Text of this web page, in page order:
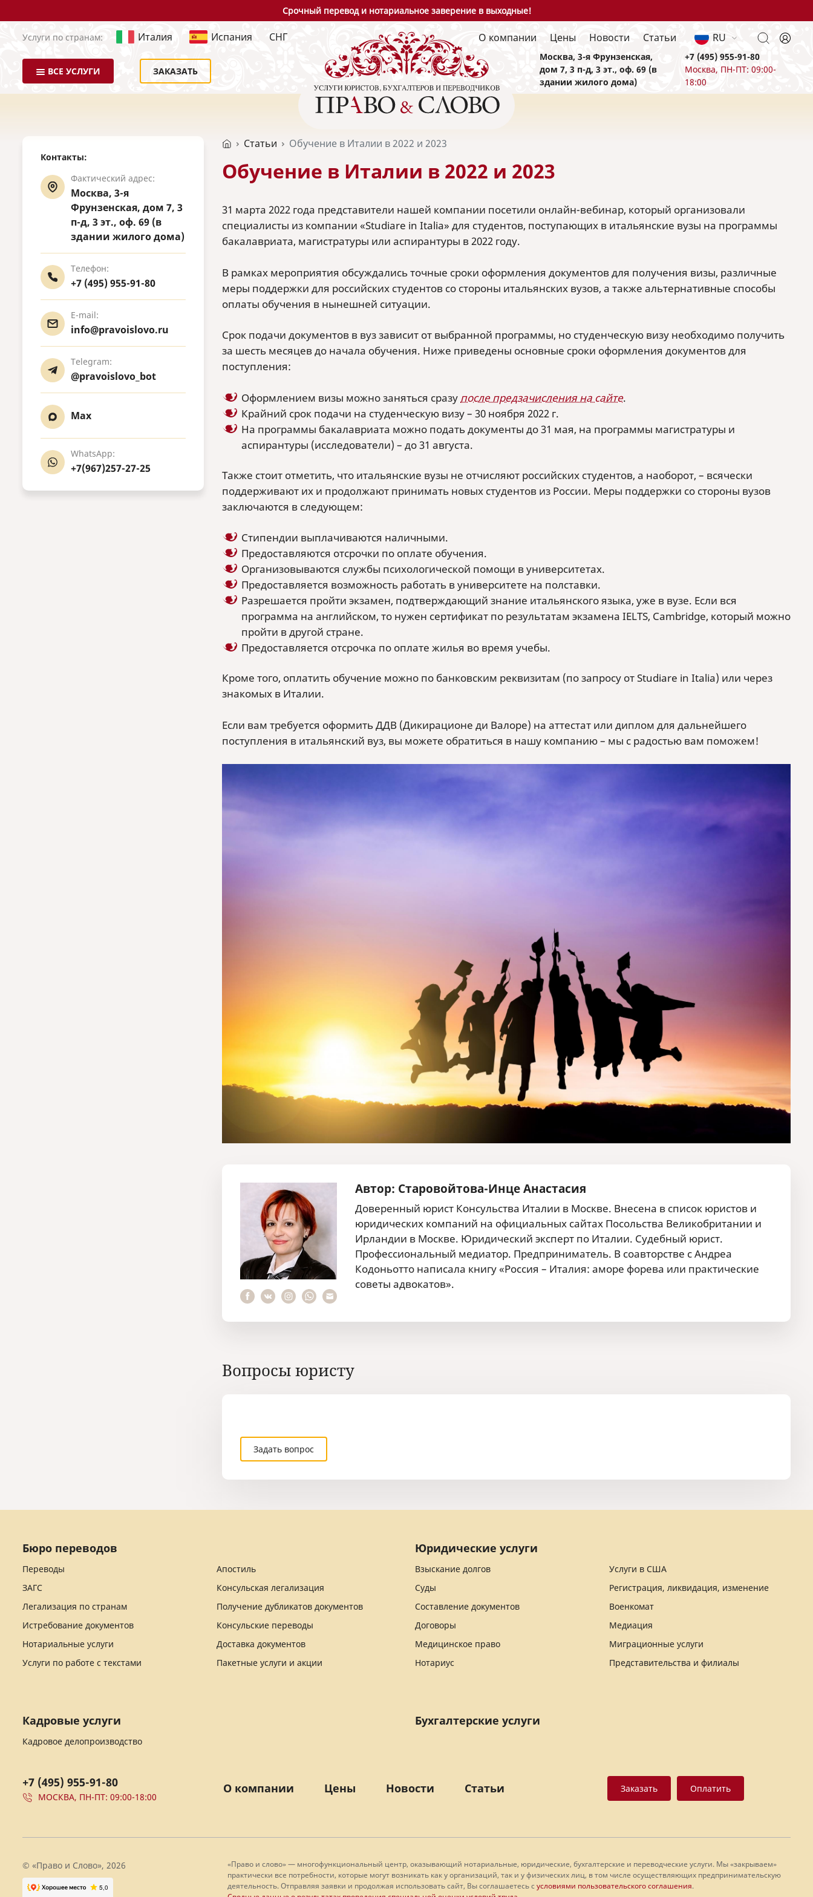
Срочный перевод и нотариальное заверение в выходные!
Услуги по странам: Италия Испания СНГ
ВСЕ УСЛУГИ ЗАКАЗАТЬ
О компании Цены Новости Статьи RU
Москва, 3-я Фрунзенская,
дом 7, 3 п-д, 3 эт., оф. 69 (в
здании жилого дома)
+7 (495) 955-91-80
Москва, ПН-ПТ: 09:00-
18:00
Контакты:
Фактический адрес:
Москва, 3-я
Фрунзенская, дом 7, 3
п-д, 3 эт., оф. 69 (в
здании жилого дома)
Телефон:
+7 (495) 955-91-80
E-mail:
info@pravoislovo.ru
Telegram:
@pravoislovo_bot
Max
WhatsApp:
+7(967)257-27-25
Статьи Обучение в Италии в 2022 и 2023
Обучение в Италии в 2022 и 2023
31 марта 2022 года представители нашей компании посетили онлайн-вебинар, который организовали
специалисты из компании «Studiare in Italia» для студентов, поступающих в итальянские вузы на программы
бакалавриата, магистратуры или аспирантуры в 2022 году.
В рамках мероприятия обсуждались точные сроки оформления документов для получения визы, различные
меры поддержки для российских студентов со стороны итальянских вузов, а также альтернативные способы
оплаты обучения в нынешней ситуации.
Срок подачи документов в вуз зависит от выбранной программы, но студенческую визу необходимо получить
за шесть месяцев до начала обучения. Ниже приведены основные сроки оформления документов для
поступления:
Оформлением визы можно заняться сразу после предзачисления на сайте.
Крайний срок подачи на студенческую визу – 30 ноября 2022 г.
На программы бакалавриата можно подать документы до 31 мая, на программы магистратуры и
аспирантуры (исследователи) – до 31 августа.
Также стоит отметить, что итальянские вузы не отчисляют российских студентов, а наоборот, – всячески
поддерживают их и продолжают принимать новых студентов из России. Меры поддержки со стороны вузов
заключаются в следующем:
Стипендии выплачиваются наличными.
Предоставляются отсрочки по оплате обучения.
Организовываются службы психологической помощи в университетах.
Предоставляется возможность работать в университете на полставки.
Разрешается пройти экзамен, подтверждающий знание итальянского языка, уже в вузе. Если вся
программа на английском, то нужен сертификат по результатам экзамена IELTS, Cambridge, который можно
пройти в другой стране.
Предоставляется отсрочка по оплате жилья во время учебы.
Кроме того, оплатить обучение можно по банковским реквизитам (по запросу от Studiare in Italia) или через
знакомых в Италии.
Если вам требуется оформить ДДВ (Дикирационе ди Валоре) на аттестат или диплом для дальнейшего
поступления в итальянский вуз, вы можете обратиться в нашу компанию – мы с радостью вам поможем!
Автор: Старовойтова-Инце Анастасия
Доверенный юрист Консульства Италии в Москве. Внесена в список юристов и
юридических компаний на официальных сайтах Посольства Великобритании и
Ирландии в Москве. Юридический эксперт по Италии. Судебный юрист.
Профессиональный медиатор. Предприниматель. В соавторстве с Андреа
Кодоньотто написала книгу «Россия – Италия: аморе форева или практические
советы адвокатов».
Вопросы юристу
Задать вопрос
Бюро переводов
Переводы
Апостиль
ЗАГС
Консульская легализация
Легализация по странам
Получение дубликатов документов
Истребование документов
Консульские переводы
Нотариальные услуги
Доставка документов
Услуги по работе с текстами
Пакетные услуги и акции
Юридические услуги
Взыскание долгов
Услуги в США
Суды
Регистрация, ликвидация, изменение
Составление документов
Военкомат
Договоры
Медиация
Медицинское право
Миграционные услуги
Нотариус
Представительства и филиалы
Кадровые услуги
Кадровое делопроизводство
Бухгалтерские услуги
+7 (495) 955-91-80
МОСКВА, ПН-ПТ: 09:00-18:00
О компании Цены Новости Статьи Заказать Оплатить
© «Право и Слово», 2026
«Право и слово» — многофункциональный центр, оказывающий нотариальные, юридические, бухгалтерские и переводческие услуги. Мы «закрываем»
практически все потребности, которые могут возникать как у организаций, так и у физических лиц, в том числе осуществляющих предпринимательскую
деятельность. Отправляя заявки и продолжая использовать сайт, Вы соглашаетесь сусловиями пользовательского соглашения.